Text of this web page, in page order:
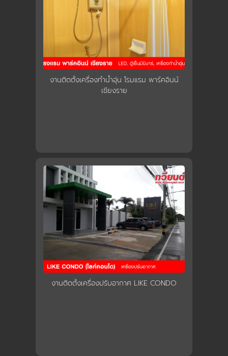
งานติดตั้งเครื่องทำน้ำอุ่น โรมแรม พาร์คอินน์
เชียงราย
งานติดตั้งเครื่องปรับอากาศ LIKE CONDO